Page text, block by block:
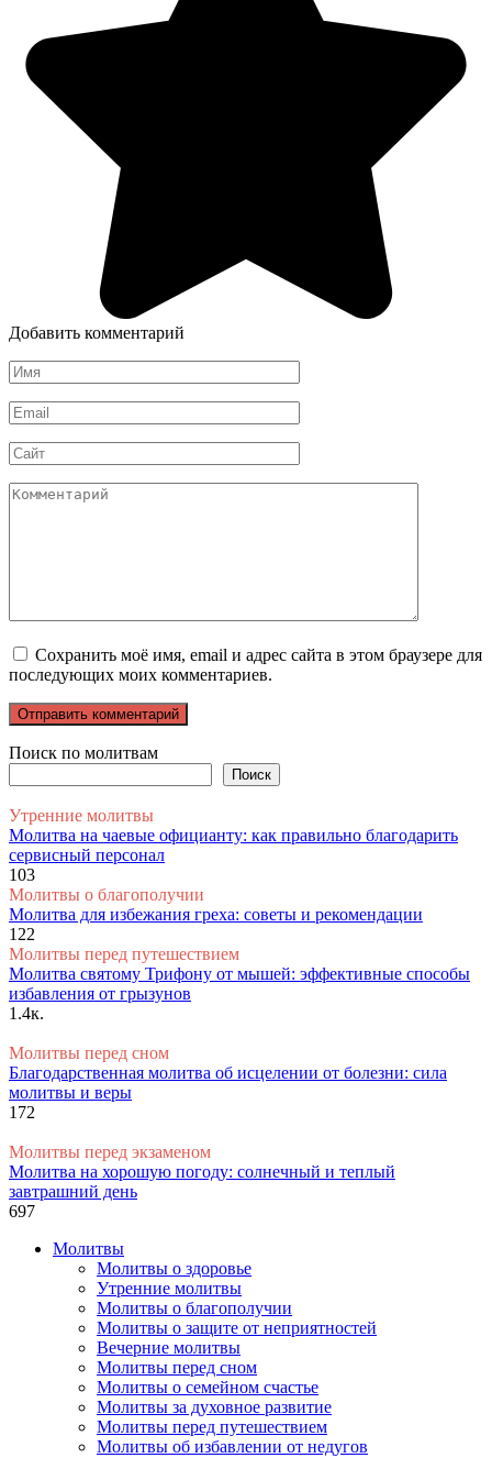
Добавить комментарий
Имя
*
Email
*
Сайт
Комментарий
Сохранить моё имя, email и адрес сайта в этом браузере для
последующих моих комментариев.
Поиск по молитвам
Поиск
Утренние молитвы
Молитва на чаевые официанту: как правильно благодарить
сервисный персонал
103
Молитвы о благополучии
Молитва для избежания греха: советы и рекомендации
122
Молитвы перед путешествием
Молитва святому Трифону от мышей: эффективные способы
избавления от грызунов
1.4к.
Молитвы перед сном
Благодарственная молитва об исцелении от болезни: сила
молитвы и веры
172
Молитвы перед экзаменом
Молитва на хорошую погоду: солнечный и теплый
завтрашний день
697
Молитвы
Молитвы о здоровье
Утренние молитвы
Молитвы о благополучии
Молитвы о защите от неприятностей
Вечерние молитвы
Молитвы перед сном
Молитвы о семейном счастье
Молитвы за духовное развитие
Молитвы перед путешествием
Молитвы об избавлении от недугов